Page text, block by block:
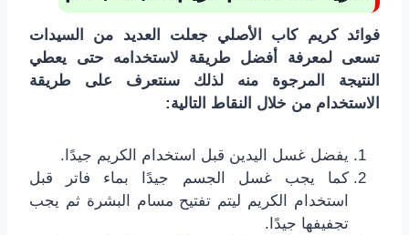
فوائد كريم كاب الأصلي جعلت العديد من السيدات
تسعى لمعرفة أفضل طريقة لاستخدامه حتى يعطي
النتيجة المرجوة منه لذلك سنتعرف على طريقة
الاستخدام من خلال النقاط التالية:
يفضل غسل اليدين قبل استخدام الكريم جيدًا.
كما يجب غسل الجسم جيدًا بماء فاتر قبل
استخدام الكريم ليتم تفتيح مسام البشرة ثم يجب
تجفيفها جيدًا.